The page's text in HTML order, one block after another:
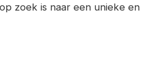
zoek is naar een unieke en